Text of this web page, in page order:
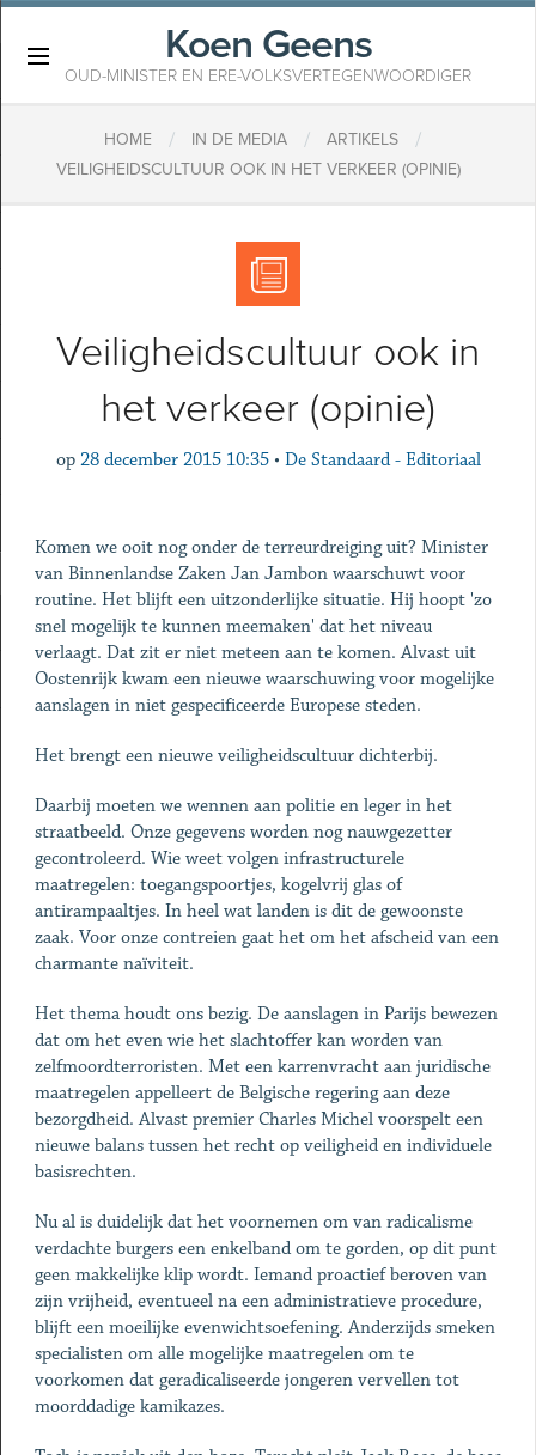
Koen Geens
OUD-MINISTER EN ERE-VOLKSVERTEGENWOORDIGER
HOME / IN DE MEDIA / ARTIKELS /
VEILIGHEIDSCULTUUR OOK IN HET VERKEER (OPINIE)
Veiligheidscultuur ook in
het verkeer (opinie)
op 28 december 2015 10:35 • De Standaard - Editoriaal
Komen we ooit nog onder de terreurdreiging uit? Minister
van Binnenlandse Zaken Jan Jambon waarschuwt voor
routine. Het blijft een uitzonderlijke situatie. Hij hoopt 'zo
snel mogelijk te kunnen meemaken' dat het niveau
verlaagt. Dat zit er niet meteen aan te komen. Alvast uit
Oostenrijk kwam een nieuwe waarschuwing voor mogelijke
aanslagen in niet gespecificeerde Europese steden.
Het brengt een nieuwe veiligheidscultuur dichterbij.
Daarbij moeten we wennen aan politie en leger in het
straatbeeld. Onze gegevens worden nog nauwgezetter
gecontroleerd. Wie weet volgen infrastructurele
maatregelen: toegangspoortjes, kogelvrij glas of
antirampaaltjes. In heel wat landen is dit de gewoonste
zaak. Voor onze contreien gaat het om het afscheid van een
charmante naïviteit.
Het thema houdt ons bezig. De aanslagen in Parijs bewezen
dat om het even wie het slachtoffer kan worden van
zelfmoordterroristen. Met een karrenvracht aan juridische
maatregelen appelleert de Belgische regering aan deze
bezorgdheid. Alvast premier Charles Michel voorspelt een
nieuwe balans tussen het recht op veiligheid en individuele
basisrechten.
Nu al is duidelijk dat het voornemen om van radicalisme
verdachte burgers een enkelband om te gorden, op dit punt
geen makkelijke klip wordt. Iemand proactief beroven van
zijn vrijheid, eventueel na een administratieve procedure,
blijft een moeilijke evenwichtsoefening. Anderzijds smeken
specialisten om alle mogelijke maatregelen om te
voorkomen dat geradicaliseerde jongeren vervellen tot
moorddadige kamikazes.